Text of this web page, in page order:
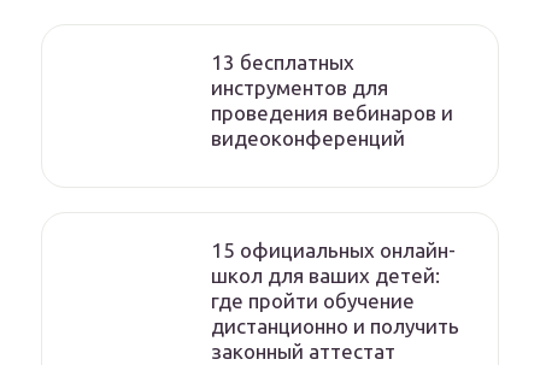
13 бесплатных
инструментов для
проведения вебинаров и
видеоконференций
15 официальных онлайн-
школ для ваших детей:
где пройти обучение
дистанционно и получить
законный аттестат